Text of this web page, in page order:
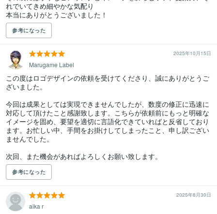
れでいてきめ細やかな気配り
本当にありがとうございました！
参考になった
2025年10月15日
Marugame Label
この度はロゴデザインの依頼を受けてくださり、誠にありがとうご
ざいました。
今回は成果としては実現できませんでしたが、数度の修正に迅速に
対応して頂けたこと感謝致します。こちらが依頼前にもっと明確な
イメージを固め、要望を適切に言語化できていればと反省しており
ます。お忙しい中、手間をお掛けしてしまったこと、申し訳ござい
ませんでした。
次回、また機会があればよろしくお願い致します。
参考になった
2025年8月30日
aika r